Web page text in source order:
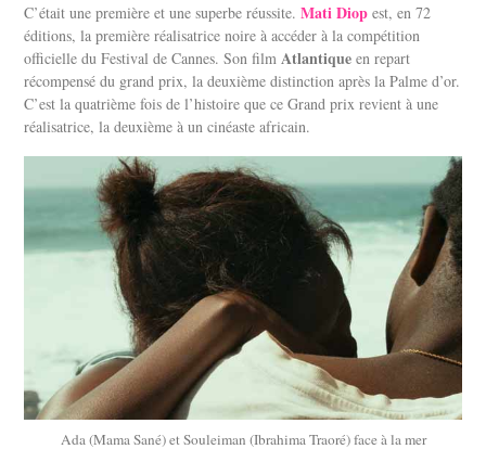
C’était une première et une superbe réussite.Mati Diop est, en 72
éditions, la première réalisatrice noire à accéder à la compétition
officielle du Festival de Cannes. Son filmAtlantique en repart
récompensé du grand prix, la deuxième distinction après la Palme d’or.
C’est la quatrième fois de l’histoire que ce Grand prix revient à une
réalisatrice, la deuxième à un cinéaste africain.
Ada (Mama Sané) et Souleiman (Ibrahima Traoré) face à la mer